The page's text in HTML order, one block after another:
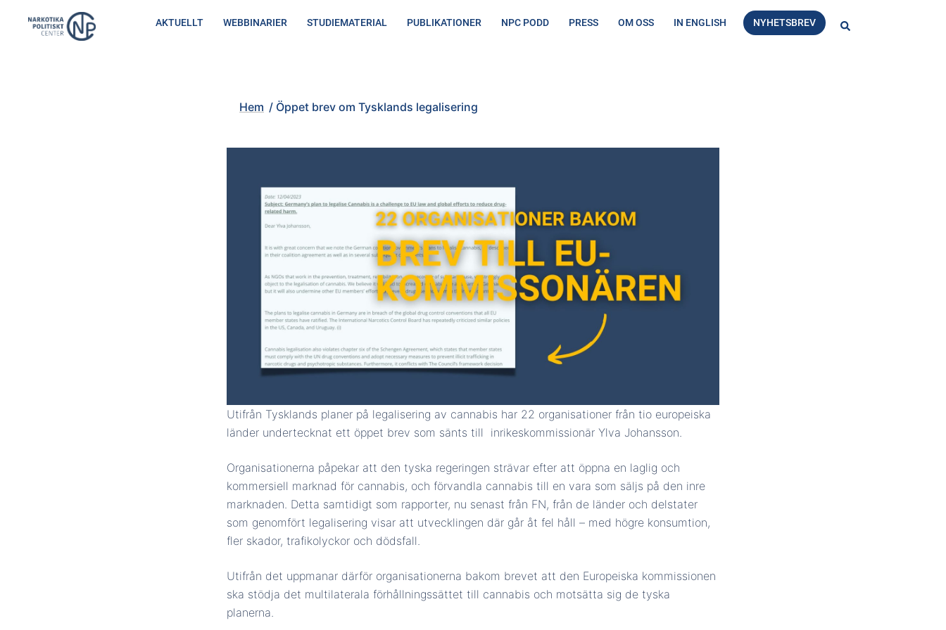
AKTUELLT WEBBINARIER STUDIEMATERIAL PUBLIKATIONER NPC PODD PRESS OM OSS IN ENGLISH NYHETSBREV Sök
Hem / Öppet brev om Tysklands legalisering
Utifrån Tysklands planer på legalisering av cannabis har 22 organisationer från tio europeiska
länder undertecknat ett öppet brev som sänts till inrikeskommissionär Ylva Johansson.
Organisationerna påpekar att den tyska regeringen strävar efter att öppna en laglig och
kommersiell marknad för cannabis, och förvandla cannabis till en vara som säljs på den inre
marknaden. Detta samtidigt som rapporter, nu senast från FN, från de länder och delstater
som genomfört legalisering visar att utvecklingen där går åt fel håll – med högre konsumtion,
fler skador, trafikolyckor och dödsfall.
Utifrån det uppmanar därför organisationerna bakom brevet att den Europeiska kommissionen
ska stödja det multilaterala förhållningssättet till cannabis och motsätta sig de tyska
planerna.